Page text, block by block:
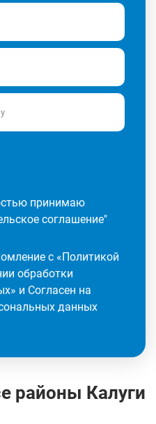
принимаю
соглашение"
с «Политикой
обработки
» и Согласен на
данных
районы Калуги